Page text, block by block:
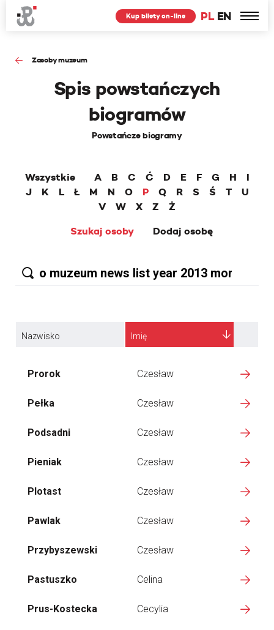
PL EN
Kup bilety on-line
Zasoby muzeum
Spis powstańczych
biogramów
Powstańcze biogramy
Wszystkie A B C Ć D E F G H
I
J
K L Ł M N O P Q R S Ś T
U
V
W X Z
Ż
Szukaj osoby
Dodaj osobę
Nazwisko Imię
Prorok Czesław
Pełka Czesław
Podsadni Czesław
Pieniak Czesław
Plotast Czesław
Pawlak Czesław
Przybyszewski Czesław
Pastuszko Celina
Prus-Kostecka Cecylia